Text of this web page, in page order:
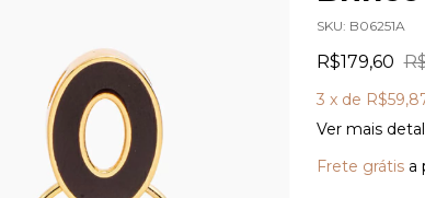
SKU: B06251A
R$179,60
3 x de
Ver mais
Frete grátis a